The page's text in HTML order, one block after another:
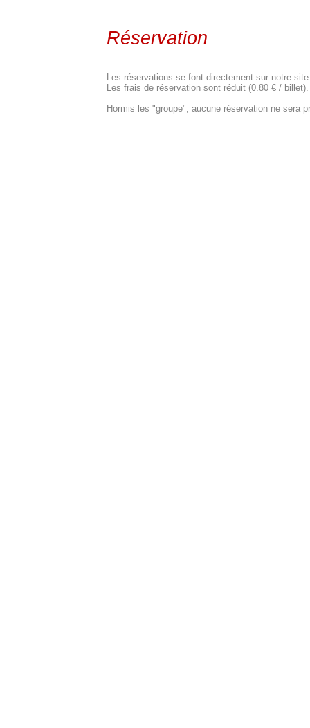
Réservation
Les réservations se font directement sur notre
Les frais de réservation sont réduit (0.80 € / billet).
Hormis les "groupe", aucune réservation ne sera